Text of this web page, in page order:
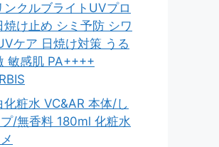
ンクルブライトUVプロ
焼け止め シミ予防 シワ
ケア 日焼け対策 うる
敏感肌 PA++++
化粧水 VC&AR 本体/し
/無香料 180ml 化粧水